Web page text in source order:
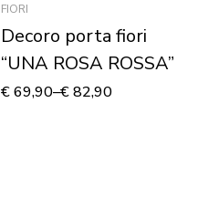
FIORI
Decoro porta fiori
“UNA ROSA ROSSA”
€69,90–€82,90